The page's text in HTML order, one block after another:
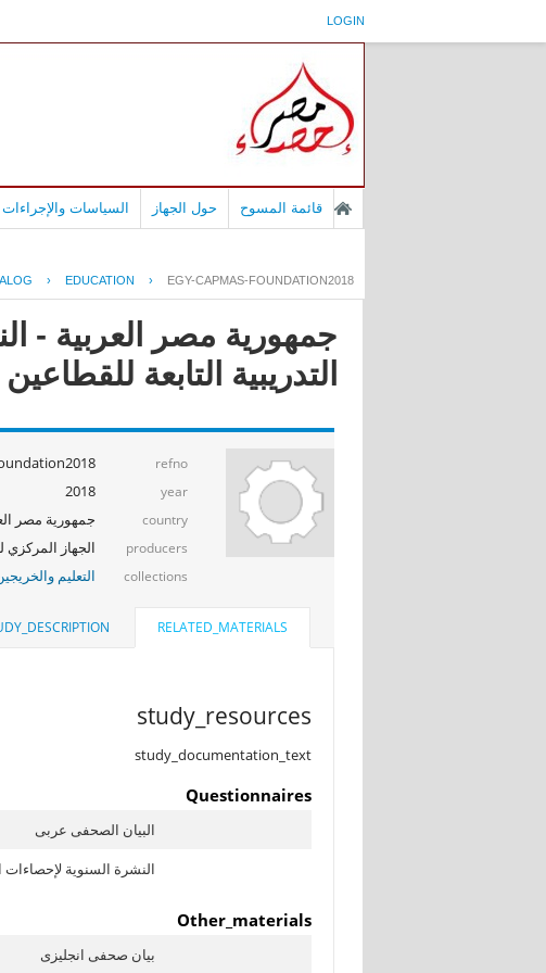
LOGIN
قائمة المسوح حول الجهاز السياسات والإجراءات
› EDUCATION › EGY-CAPMAS-FOUNDATION2018
جمهورية مصر العربية -
التدريبية التابعة للقطاعين
refno
year
2018
country جمهورية مصر
producers الجهاز المركزي
collections التعليم
RELATED_MATERIALS
study_resources
study_documentation_text
Questionnaires
البيان الصحفى عربى
النشرة السنوية لإحصاءات
Other_materials
بيان صحفى انجليزى